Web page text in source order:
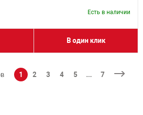
Есть в наличии
В один клик
1 2 3 4 5 ... 7